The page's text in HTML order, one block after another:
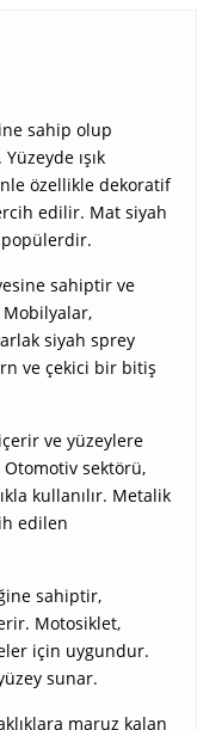
sahip olup
ışık
özellikle dekoratif
edilir. Mat siyah
sahiptir ve
Mobilyalar,
siyah sprey
ve çekici bir bitiş
ve yüzeylere
Otomotiv sektörü,
kullanılır. Metalik
edilen
sahiptir,
Motosiklet,
için uygundur.
sunar.
maruz kalan